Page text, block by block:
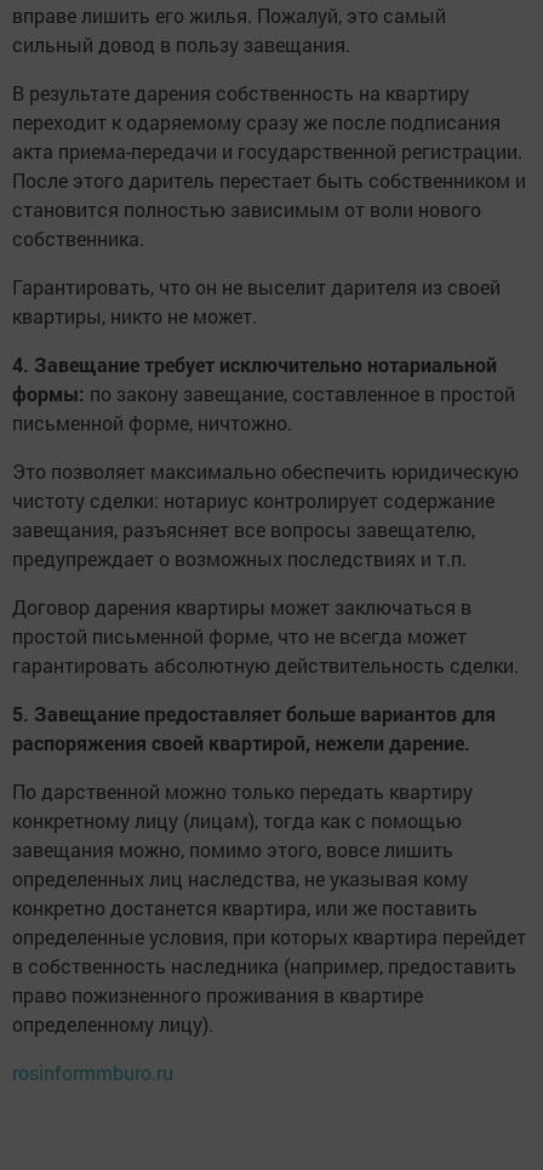
вправе лишить его жилья. Пожалуй, это самый
сильный довод в пользу завещания.
В результате дарения собственность на квартиру
переходит к одаряемому сразу же после подписания
акта приема-передачи и государственной регистрации.
После этого даритель перестает быть собственником и
становится полностью зависимым от воли нового
собственника.
Гарантировать, что он не выселит дарителя из своей
квартиры, никто не может.
4. Завещание требует исключительно нотариальной
формы: по закону завещание, составленное в простой
письменной форме, ничтожно.
Это позволяет максимально обеспечить юридическую
чистоту сделки: нотариус контролирует содержание
завещания, разъясняет все вопросы завещателю,
предупреждает о возможных последствиях и т.п.
Договор дарения квартиры может заключаться в
простой письменной форме, что не всегда может
гарантировать абсолютную действительность сделки.
5. Завещание предоставляет больше вариантов для
распоряжения своей квартирой, нежели дарение.
По дарственной можно только передать квартиру
конкретному лицу (лицам), тогда как с помощью
завещания можно, помимо этого, вовсе лишить
определенных лиц наследства, не указывая кому
конкретно достанется квартира, или же поставить
определенные условия, при которых квартира перейдет
в собственность наследника (например, предоставить
право пожизненного проживания в квартире
определенному лицу).
rosinformmburo.ru